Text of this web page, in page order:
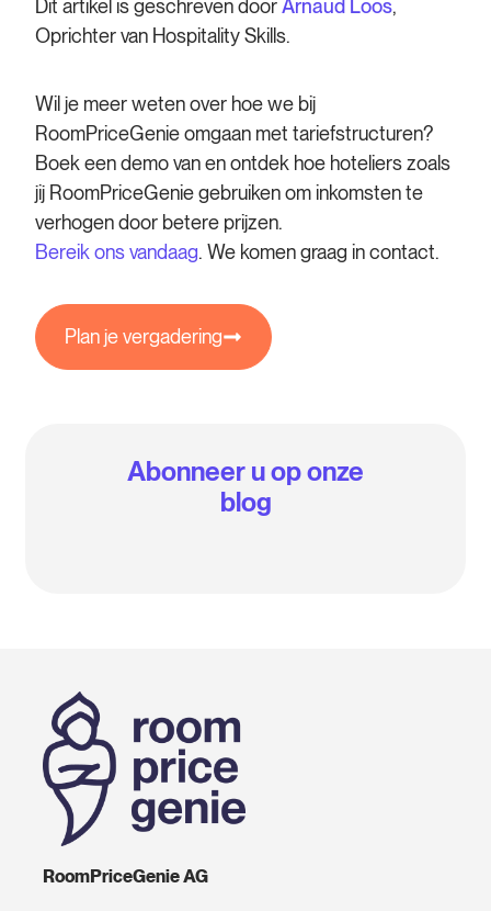
Dit artikel is geschreven doorArnaud Loos,
Oprichter van Hospitality Skills.
Wil je meer weten over hoe we bij
RoomPriceGenie omgaan met tariefstructuren?
Boek een demo van en ontdek hoe hoteliers zoals
jij RoomPriceGenie gebruiken om inkomsten te
verhogen door betere prijzen.
Bereik ons vandaag. We komen graag in contact.
Plan je vergadering
Abonneer u op onze
blog
RoomPriceGenie AG